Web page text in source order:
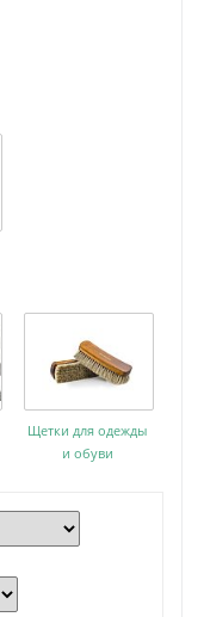
Щетки для одежды
и обуви